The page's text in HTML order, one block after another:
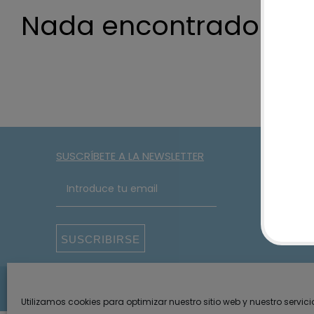
Utilizamos cookies para optimizar nuestro sitio web y nuestro
Nada encontrado
SUSCRÍBETE A LA NEWSLETTER
SUSCRIBIRSE